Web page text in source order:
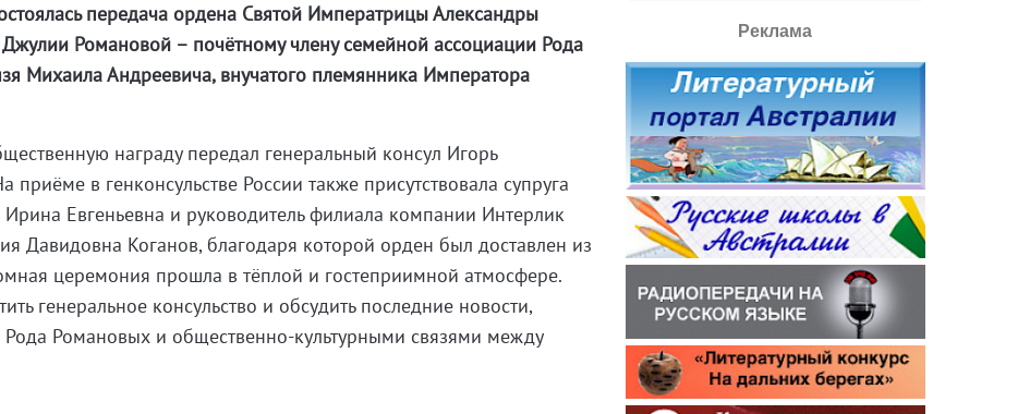
передача ордена Святой Императрицы Александры
Романовой – почётному члену семейной ассоциации Рода
Михаила Андреевича, внучатого племянника Императора
награду передал генеральный консул Игорь
в генконсульстве России также присутствовала супруга
Ирина Евгеньевна и руководитель филиала компании Интерлик
Давидовна Коганов, благодаря которой орден был доставлен из
церемония прошла в тёплой и гостеприимной атмосфере.
генеральное консульство и обсудить последние новости,
Рода Романовых и общественно-культурными связями между
Реклама